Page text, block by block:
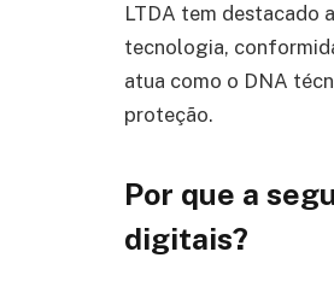
LTDA tem destacado
tecnologia,
atua como o DNA
proteção.
Por que a
digitais?